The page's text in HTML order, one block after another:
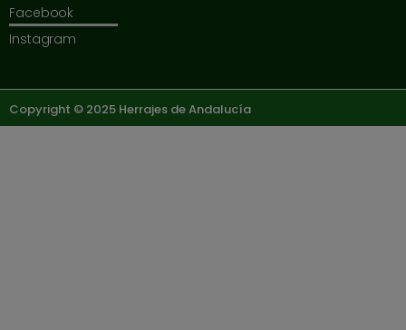
Facebook
Instagram
Copyright © 2025 Herrajes de Andalucía